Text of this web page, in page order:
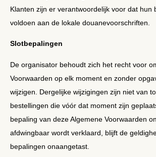
Klanten zijn er verantwoordelijk voor dat hun
voldoen aan de lokale douanevoorschriften.
Slotbepalingen
De organisator behoudt zich het recht voor
Voorwaarden op elk moment en zonder
wijzigen. Dergelijke wijzigingen zijn niet van
bestellingen die vóór dat moment zijn
bepaling van deze Algemene Voorwaarden
afdwingbaar wordt verklaard, blijft de
bepalingen onaangetast.